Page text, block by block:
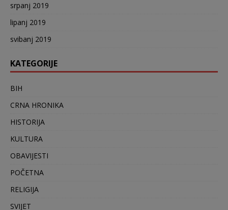
srpanj 2019
lipanj 2019
svibanj 2019
KATEGORIJE
BIH
CRNA HRONIKA
HISTORIJA
KULTURA
OBAVIJESTI
POČETNA
RELIGIJA
SVIJET